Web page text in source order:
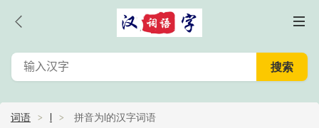
词语 l 拼音为l的汉字词语